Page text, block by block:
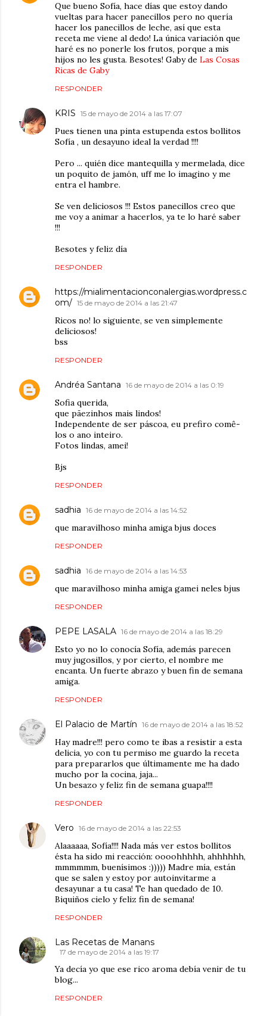
Que bueno Sofía, hace días que estoy dando
vueltas para hacer panecillos pero no quería
hacer los panecillos de leche, así que esta
receta me viene al dedo! La única variación que
haré es no ponerle los frutos, porque a mis
hijos no les gusta. Besotes! Gaby de Las Cosas
Ricas de Gaby
RESPONDER
KRIS 15 de mayo de 2014 a las 17:07
Pues tienen una pinta estupenda estos bollitos
Sofía , un desayuno ideal la verdad !!!!
Pero ... quién dice mantequilla y mermelada, dice
un poquito de jamón, uff me lo imagino y me
entra el hambre.
Se ven deliciosos !!! Estos panecillos creo que
me voy a animar a hacerlos, ya te lo haré saber
!!!
Besotes y feliz día
RESPONDER
https://mialimentacionconalergias.wordpress.c
om/ 15 de mayo de 2014 a las 21:47
Ricos no! lo siguiente, se ven simplemente
deliciosos!
bss
RESPONDER
Andréa Santana 16 de mayo de 2014 a las 0:19
Sofia querida,
que pãezinhos mais lindos!
Independente de ser páscoa, eu prefiro comê-
los o ano inteiro.
Fotos lindas, amei!
Bjs
RESPONDER
sadhia 16 de mayo de 2014 a las 14:52
que maravilhoso minha amiga bjus doces
RESPONDER
sadhia 16 de mayo de 2014 a las 14:53
que maravilhoso minha amiga gamei neles bjus
RESPONDER
PEPE LASALA 16 de mayo de 2014 a las 18:29
Esto yo no lo conocía Sofía, además parecen
muy jugosillos, y por cierto, el nombre me
encanta. Un fuerte abrazo y buen fin de semana
amiga.
RESPONDER
El Palacio de Martín 16 de mayo de 2014 a las 18:52
Hay madre!!! pero como te ibas a resistir a esta
delicia, yo con tu permiso me guardo la receta
para prepararlos que últimamente me ha dado
mucho por la cocina, jaja...
Un besazo y feliz fin de semana guapa!!!!
RESPONDER
Vero 16 de mayo de 2014 a las 22:53
Alaaaaaa, Sofía!!!! Nada más ver estos bollitos
ésta ha sido mi reacción: oooohhhhh, ahhhhhh,
mmmmmm, buenísimos :))))) Madre mía, están
que se salen y estoy por autoinvitarme a
desayunar a tu casa! Te han quedado de 10.
Biquiños cielo y feliz fin de semana!
RESPONDER
Las Recetas de Manans
17 de mayo de 2014 a las 19:17
Ya decía yo que ese rico aroma debía venir de tu
blog...
RESPONDER